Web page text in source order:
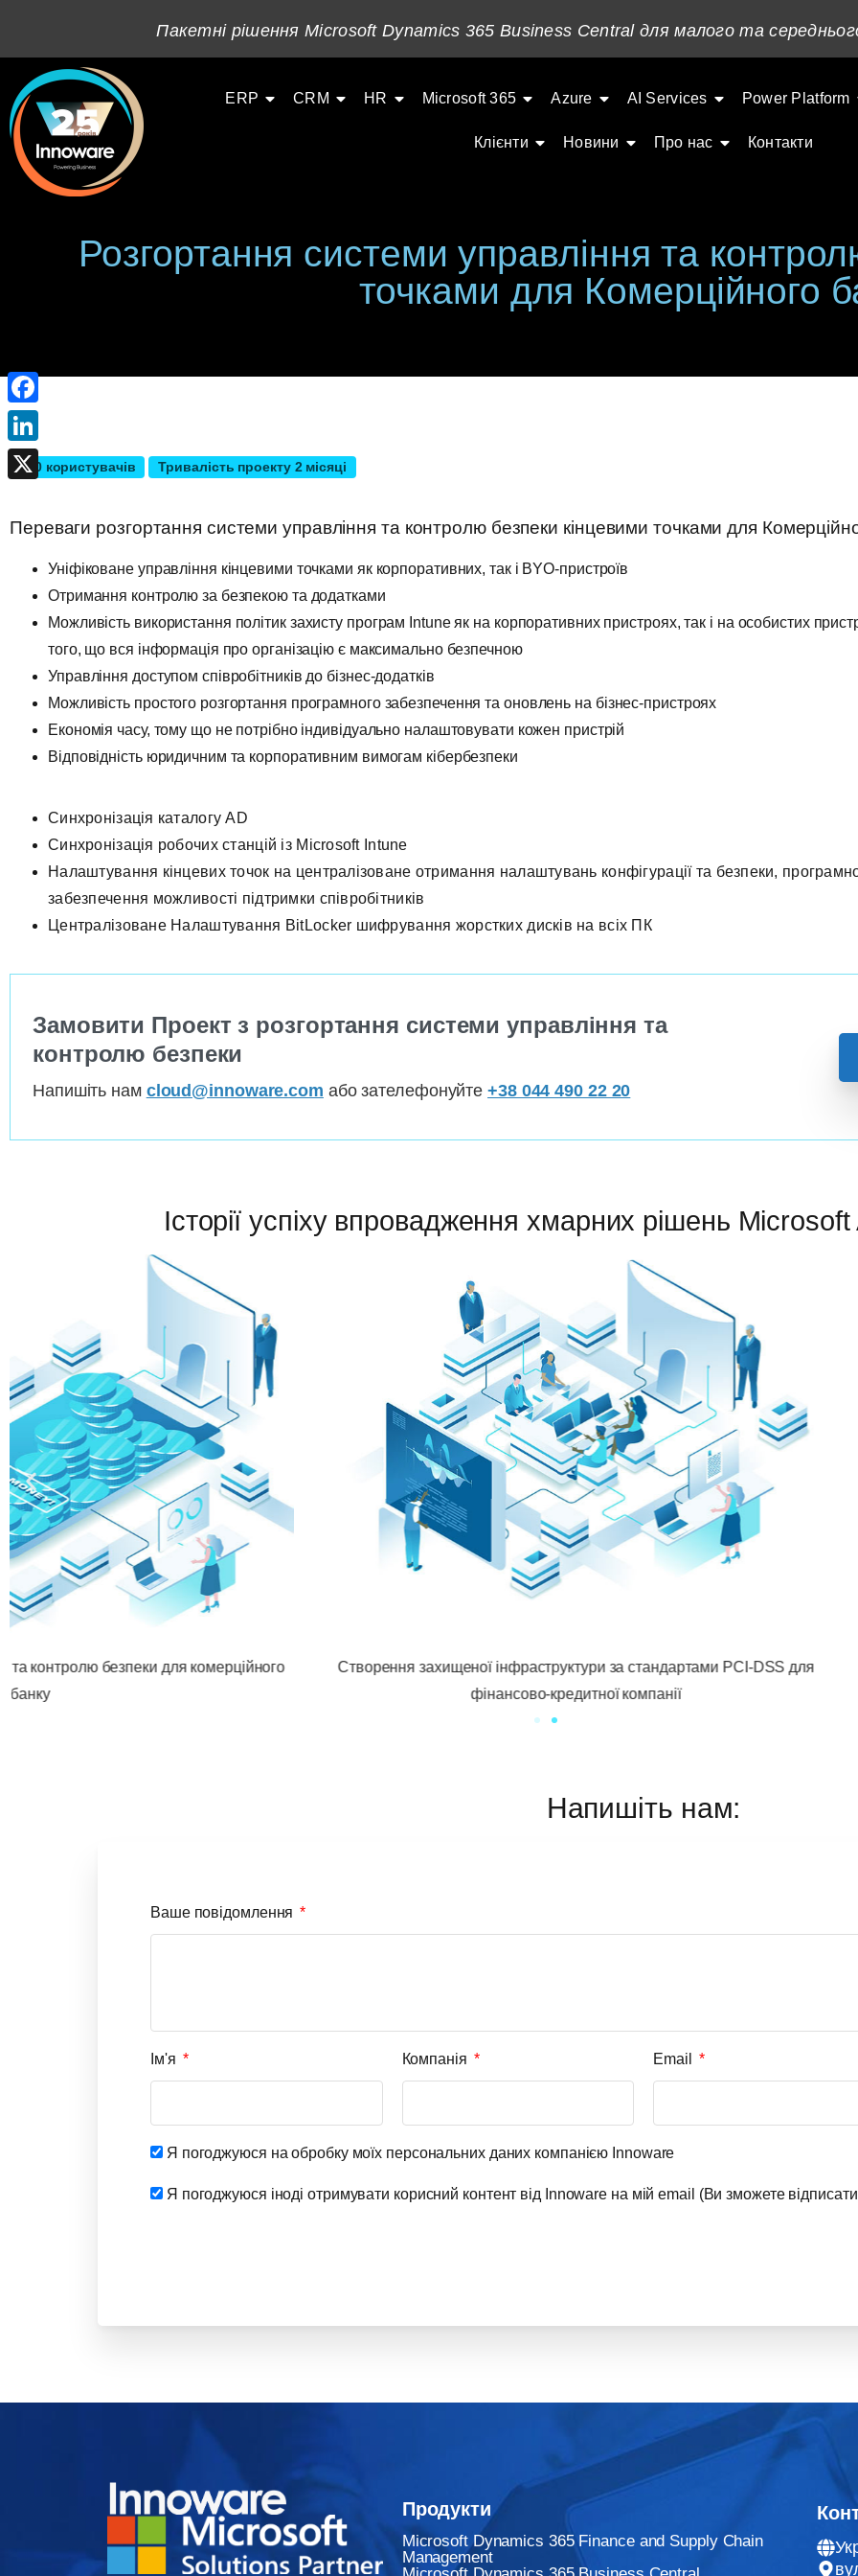
ERP CRM HR Microsoft 365 Azure AI Services Power Platform
Клієнти Новини Про нас Контакти
Розгортання системи управління та
точками для Комерційного
600 користувачів Тривалість проекту 2 місяці
Переваги розгортання системи управління та контролю безпеки кінцевими точками для
Уніфіковане управління кінцевими точками як корпоративних, так і BYO-пристроїв
Отримання контролю за безпекою та додатками
Можливість використання політик захисту програм Intune як на корпоративних пристроях, так і на особистих
того, що вся інформація про організацію є максимально безпечною
Управління доступом співробітників до бізнес-додатків
Можливість простого розгортання програмного забезпечення та оновлень на бізнес-пристроях
Економія часу, тому що не потрібно індивідуально налаштовувати кожен пристрій
Відповідність юридичним та корпоративним вимогам кібербезпеки
Синхронізація каталогу AD
Синхронізація робочих станцій із Microsoft Intune
Налаштування кінцевих точок на централізоване отримання налаштувань конфігурації та безпеки,
забезпечення можливості підтримки співробітників
Централізоване Налаштування BitLocker шифрування жорстких дисків на всіх ПК
Замовити Проект з розгортання системи управління та
контролю безпеки
Напишіть нам cloud@innoware.com або зателефонуйте+38 044 490 22 20
Історії успіху впровадження хмарних рішень
Створення захищеної інфраструктури за стандартами PCI-DSS для
Розгортання системи управління та
Напишіть нам:
Ваше повідомлення
Ім'я Компанія Email
Я погоджуюся на обробку моїх персональних даних компанією Innoware
Я погоджуюся іноді отримувати корисний контент від Innoware на мій email (Ви зможете
Продукти
Microsoft Dynamics 365 Finance and Supply Chain
Management
Пакетні рішення Microsoft Dynamics 365 Business Central для малого та
Facebook
LinkedIn